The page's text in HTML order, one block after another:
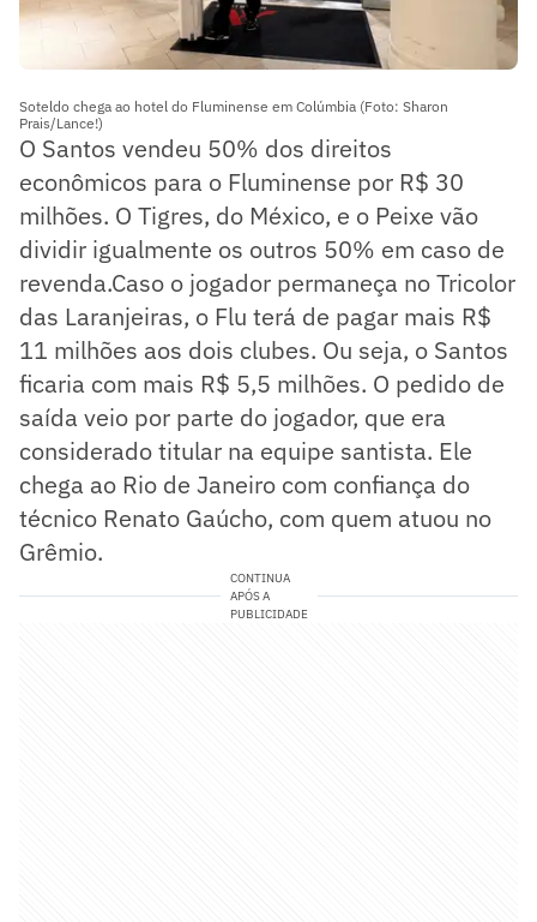
Soteldo chega ao hotel do Fluminense em Colúmbia (Foto: Sharon
Prais/Lance!)
O Santos vendeu 50% dos direitos
econômicos para o Fluminense por R$ 30
milhões. O Tigres, do México, e o Peixe vão
dividir igualmente os outros 50% em caso de
revenda.Caso o jogador permaneça no Tricolor
das Laranjeiras, o Flu terá de pagar mais R$
11 milhões aos dois clubes. Ou seja, o Santos
ficaria com mais R$ 5,5 milhões. O pedido de
saída veio por parte do jogador, que era
considerado titular na equipe santista. Ele
chega ao Rio de Janeiro com confiança do
técnico Renato Gaúcho, com quem atuou no
Grêmio.
CONTINUA
APÓS A
PUBLICIDADE